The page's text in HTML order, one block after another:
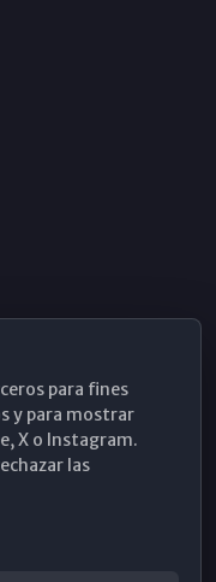
para fines
y para mostrar
X o Instagram.
las